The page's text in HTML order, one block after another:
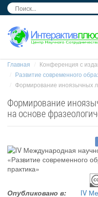
Главная
Конференция с
Развитие современного
Формирование иноязычных
Формирование
на основе
Опубликовано в:
IV